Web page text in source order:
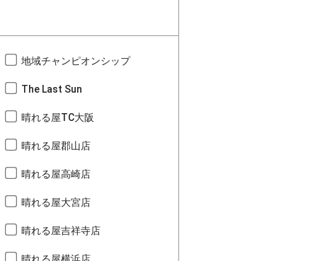
地域チャンピオンシップ
The Last Sun
晴れる屋TC大阪
晴れる屋郡山店
晴れる屋高崎店
晴れる屋大宮店
晴れる屋吉祥寺店